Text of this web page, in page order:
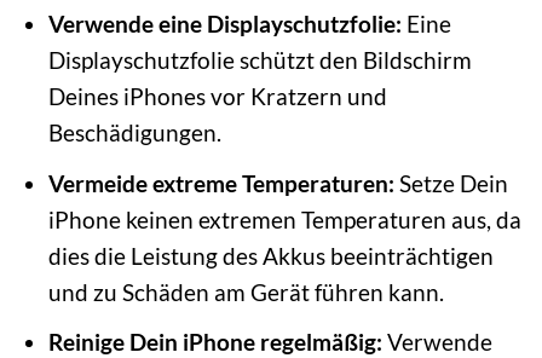
Verwende eine Displayschutzfolie: Eine
Displayschutzfolie schützt den Bildschirm
Deines iPhones vor Kratzern und
Beschädigungen.
Vermeide extreme Temperaturen: Setze Dein
iPhone keinen extremen Temperaturen aus, da
dies die Leistung des Akkus beeinträchtigen
und zu Schäden am Gerät führen kann.
Reinige Dein iPhone regelmäßig: Verwende